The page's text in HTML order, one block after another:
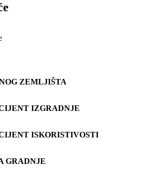
ZEMLJIŠTA
IZGRADNJE
ISKORISTIVOSTI
GRADNJE